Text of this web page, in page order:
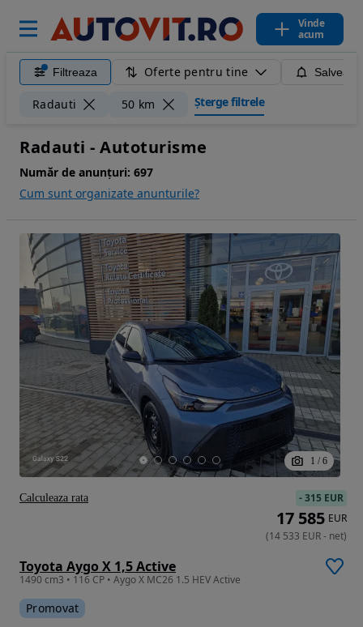
Vinde
acum
Filtreaza Oferte pentru tine
Radauti 50 km Șterge filtrele
Radauti - Autoturisme
Număr de anunțuri: 697
Cum sunt organizate anunturile?
1 / 6
Toyota Aygo X 1,5 Active
1490 cm3 • 116 CP • Aygo X MC26 1.5 HEV Active
Promovat
-315 EUR
17 585 EUR
(14 533 EUR- net)
Calculeaza rata